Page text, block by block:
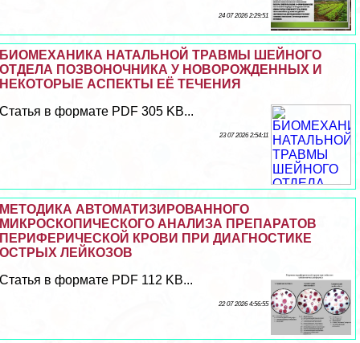
24 07 2026 2:29:51
БИОМЕХАНИКА НАТАЛЬНОЙ ТРАВМЫ ШЕЙНОГО
ОТДЕЛА ПОЗВОНОЧНИКА У НОВОРОЖДЕННЫХ И
НЕКОТОРЫЕ АСПЕКТЫ ЕЁ ТЕЧЕНИЯ
Статья в формате PDF 305 KB...
23 07 2026 2:54:11
МЕТОДИКА АВТОМАТИЗИРОВАННОГО
МИКРОСКОПИЧЕСКОГО АНАЛИЗА ПРЕПАРАТОВ
ПЕРИФЕРИЧЕСКОЙ КРОВИ ПРИ ДИАГНОСТИКЕ
ОСТРЫХ ЛЕЙКОЗОВ
Статья в формате PDF 112 KB...
22 07 2026 4:56:55